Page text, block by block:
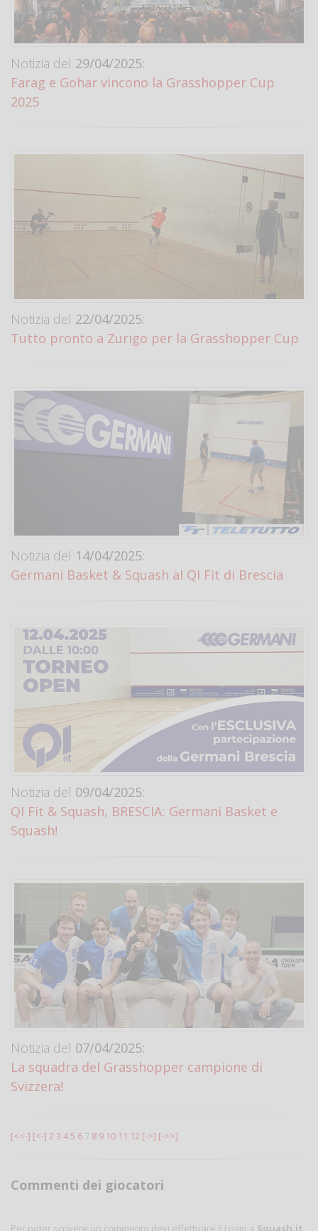
Notizia del 29/04/2025:
Farag e Gohar vincono la Grasshopper Cup
2025
Notizia del 22/04/2025:
Tutto pronto a Zurigo per la Grasshopper Cup
Notizia del 14/04/2025:
Germani Basket & Squash al QI Fit di Brescia
Notizia del 09/04/2025:
QI Fit & Squash, BRESCIA: Germani Basket e
Squash!
Notizia del 07/04/2025:
La squadra del Grasshopper campione di
Svizzera!
[<<-] [<-] 2 3 45 6 7 8 9 10 11 12 [->] [->>]
Commenti dei giocatori
Per poter scrivere un commento devi effettuare il Login a Squash.it